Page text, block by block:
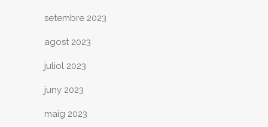
setembre 2023
agost 2023
juliol 2023
juny 2023
maig 2023